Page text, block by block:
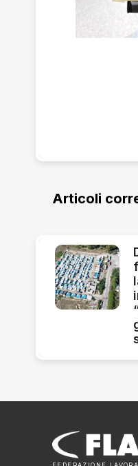
Articoli